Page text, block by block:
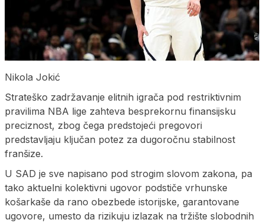
Nikola Jokić
Strateško zadržavanje elitnih igrača pod restriktivnim
pravilima NBA lige zahteva besprekornu finansijsku
preciznost, zbog čega predstojeći pregovori
predstavljaju ključan potez za dugoročnu stabilnost
franšize.
U SAD je sve napisano pod strogim slovom zakona, pa
tako aktuelni kolektivni ugovor podstiče vrhunske
košarkaše da rano obezbede istorijske, garantovane
ugovore, umesto da rizikuju izlazak na tržište slobodnih